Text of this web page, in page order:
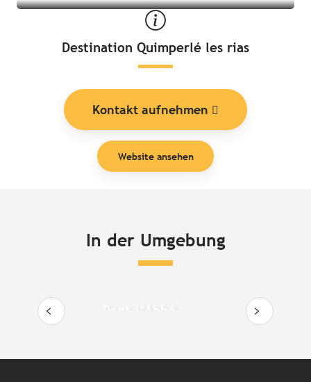
Destination Quimperlé les rias
Kontakt aufnehmen
Website ansehen
In der Umgebung
Pont-l’Abbé